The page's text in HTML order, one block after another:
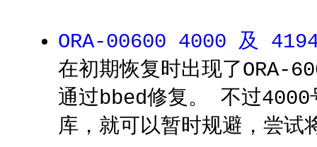
ORA-00600 4000 及
在初期恢复时出现了ORA-
通过bbed修复。 不过4000
库，就可以暂时规避，尝试